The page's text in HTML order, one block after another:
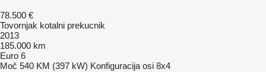
78.500 €
Tovornjak kotalni prekucnik
2013
185.000 km
Euro 6
Moč 540 KM (397 kW) Konfiguracija osi 8x4